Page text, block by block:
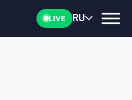
LIVE RU